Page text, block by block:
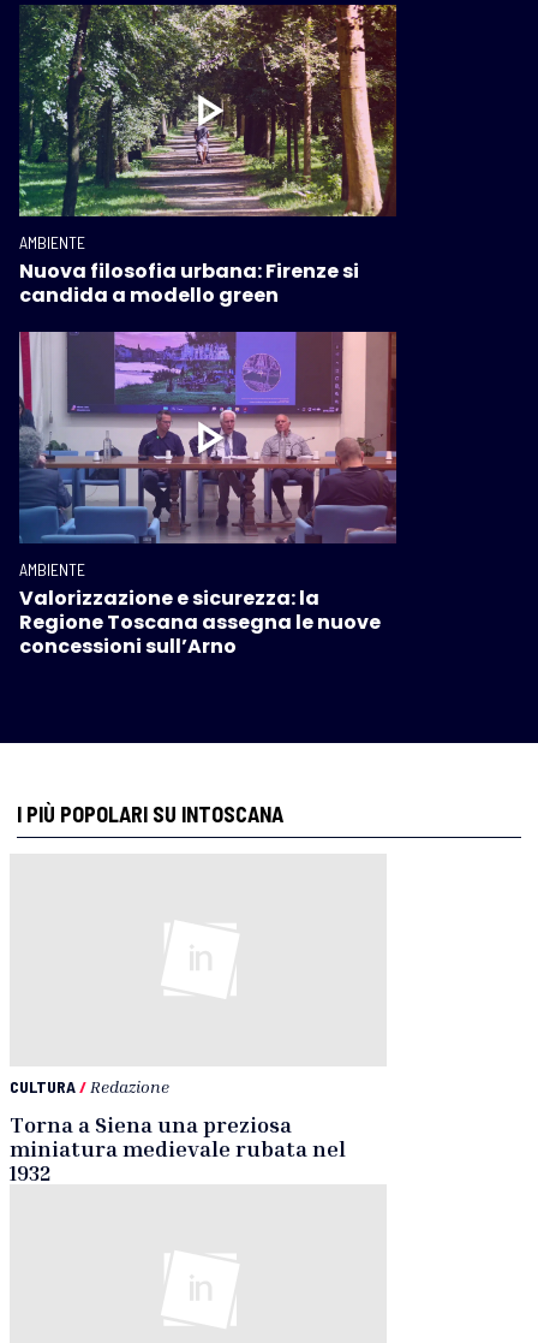
AMBIENTE
Nuova filosofia urbana: Firenze si
candida a modello green
AMBIENTE
Valorizzazione e sicurezza: la
Regione Toscana assegna le nuove
concessioni sull’Arno
I PIÙ POPOLARI SU INTOSCANA
CULTURA/ Redazione
Torna a Siena una preziosa
miniatura medievale rubata nel
1932